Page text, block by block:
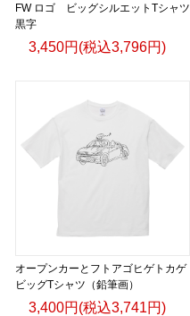
FW ロゴ ビッグシルエットTシャツ
黒字
3,450円(税込3,796円)
オープンカーとフトアゴヒゲトカゲ
ビッグTシャツ（鉛筆画）
3,400円(税込3,741円)